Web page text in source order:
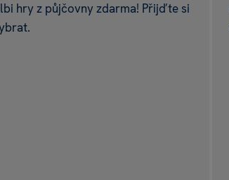
hry z půjčovny zdarma! Přijďte si